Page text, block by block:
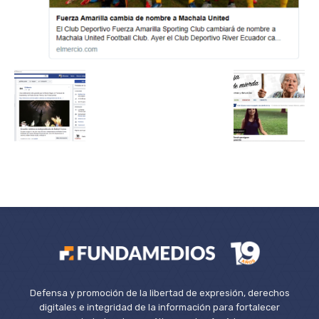
Defensa y promoción de la libertad de expresión, derechos
digitales e integridad de la información para fortalecer